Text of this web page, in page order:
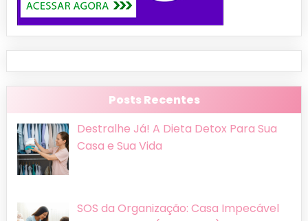
Posts Recentes
Destralhe Já! A Dieta Detox Para Sua
Casa e Sua Vida
SOS da Organização: Casa Impecável